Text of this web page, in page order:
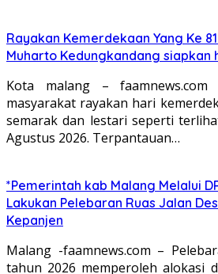
Rayakan Kemerdekaan Yang Ke
Muharto Kedungkandang siapkan
Kota malang –
masyarakat rayakan hari
semarak dan lestari seperti
Agustus 2026. Terpantauan…
*Pemerintah kab Malang Melalui
Lakukan Pelebaran Ruas Jalan
Kepanjen
Malang -faamnews.com –
tahun 2026 memperoleh alokasi